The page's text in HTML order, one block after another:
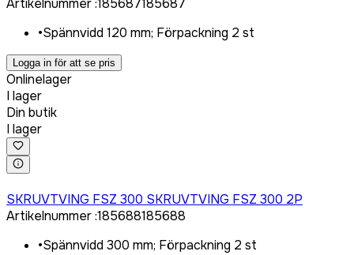
Artikelnummer:185687185687
•Spännvidd 120 mm; Förpackning 2 st
Logga in för att se pris
Onlinelager
I lager
Din butik
I lager
SKRUVTVING FSZ 300 SKRUVTVING FSZ 300 2P
Artikelnummer:185688185688
•Spännvidd 300 mm; Förpackning 2 st